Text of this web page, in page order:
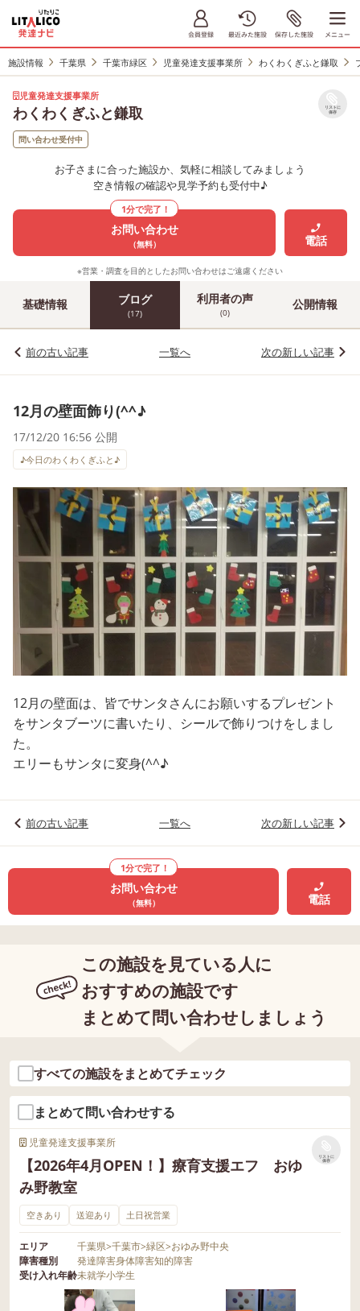
施設情報 千葉県 千葉市緑区 児童発達支援事業所 わくわくぎふと鎌取
児童発達支援事業所
わくわくぎふと鎌取 リストに
保存
問い合わせ受付中
お子さまに合った施設か、気軽に相談してみましょう
空き情報の確認や見学予約も受付中♪
1分で完了！
お問い合わせ
（無料） 電話
※営業・調査を目的としたお問い合わせはご遠慮ください
基礎情報 ブログ
(17)
利用者の声
(0)
公開情報
前の古い記事 一覧へ 次の新しい記事
12月の壁面飾り(^^♪
17/12/20 16:56 公開
♪今日のわくわくぎふと♪
12月の壁面は、皆でサンタさんにお願いするプレゼント
をサンタブーツに書いたり、シールで飾りつけをしまし
た。
エリーもサンタに変身(^^♪
前の古い記事 一覧へ 次の新しい記事
1分で完了！
お問い合わせ
（無料） 電話
この施設を見ている人に
おすすめの施設です
まとめて問い合わせしましょう
すべての施設をまとめてチェック
まとめて問い合わせする
児童発達支援事業所
【2026年4月OPEN！】療育支援エフ おゆ
み野教室
リストに
保存
空きあり 送迎あり 土日祝営業
エリア 千葉県>千葉市>緑区>おゆみ野中央
障害種別
発達障害身体障害知的障害
受け入れ年齢未就学小学生